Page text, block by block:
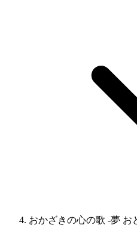
おかざきの心の歌 -夢 お